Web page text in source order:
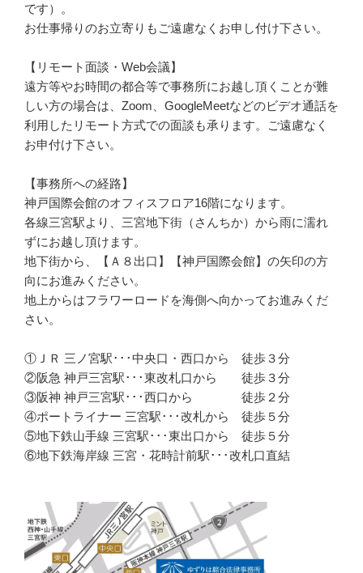
です）。
お仕事帰りのお立寄りもご遠慮なくお申し付け下さい。
【リモート面談・Web会議】
遠方等やお時間の都合等で事務所にお越し頂くことが難
しい方の場合は、Zoom、GoogleMeetなどのビデオ通話を
利用したリモート方式での面談も承ります。ご遠慮なく
お申付け下さい。
【事務所への経路】
神戸国際会館のオフィスフロア16階になります。
各線三宮駅より、三宮地下街（さんちか）から雨に濡れ
ずにお越し頂けます。
地下街から、【Ａ８出口】【神戸国際会館】の矢印の方
向にお進みください。
地上からはフラワーロードを海側へ向かってお進みくだ
さい。
①ＪＲ 三ノ宮駅･･･中央口・西口から 徒歩３分
②阪急 神戸三宮駅･･･東改札口から 徒歩３分
③阪神 神戸三宮駅･･･西口から 徒歩２分
④ポートライナー 三宮駅･･･改札から 徒歩５分
⑤地下鉄山手線 三宮駅･･･東出口から 徒歩５分
⑥地下鉄海岸線 三宮・花時計前駅･･･改札口直結